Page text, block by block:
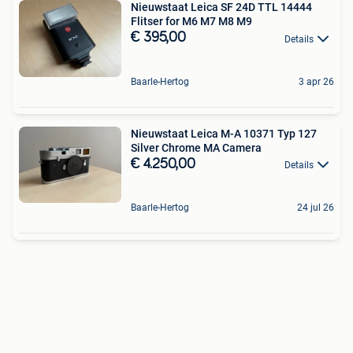
Nieuwstaat Leica SF 24D TTL 14444
Flitser for M6 M7 M8 M9
€ 395,00 Details
Baarle-Hertog 3 apr 26
Nieuwstaat Leica M-A 10371 Typ 127
Silver Chrome MA Camera
€ 4.250,00 Details
Baarle-Hertog 24 jul 26